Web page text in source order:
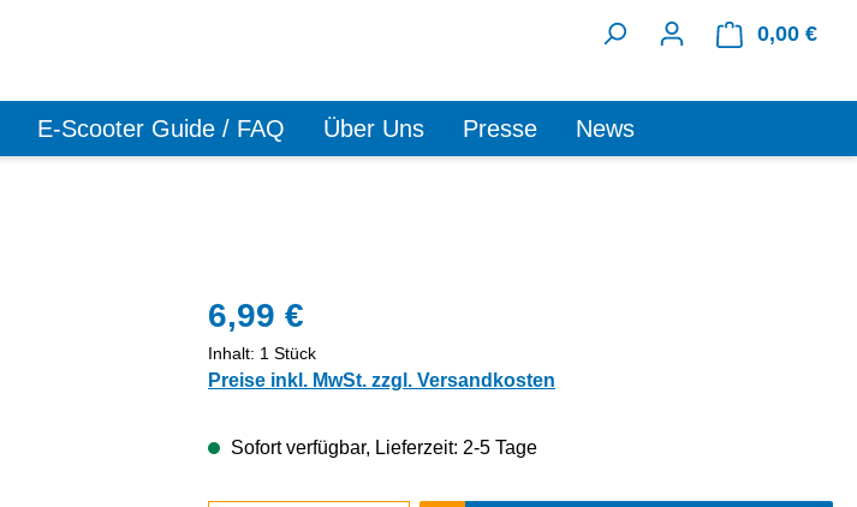
0,00 €
E-Scooter Guide / FAQ Über Uns Presse News
6,99 €
Inhalt: 1 Stück
Preise inkl. MwSt. zzgl. Versandkosten
Sofort verfügbar, Lieferzeit: 2-5 Tage